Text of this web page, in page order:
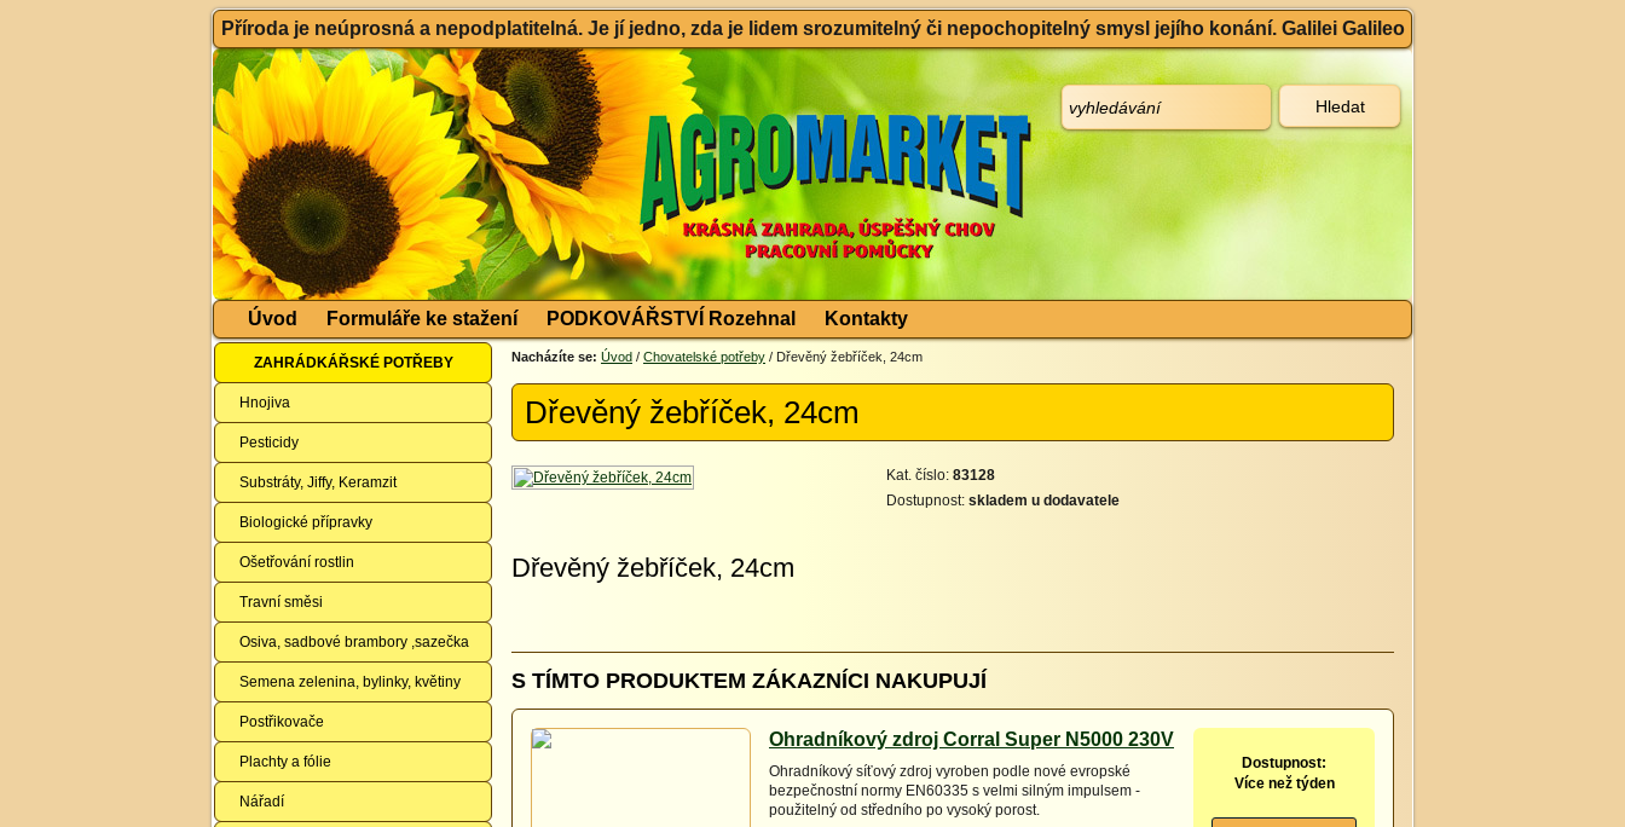
Příroda je neúprosná a nepodplatitelná. Je jí jedno, zda je lidem srozumitelný či nepochopitelný smysl jejího konání. Galilei Galileo
Úvod Formuláře ke stažení PODKOVÁŘSTVÍ Rozehnal Kontakty
ZAHRÁDKÁŘSKÉ POTŘEBY
Hnojiva
Pesticidy
Substráty, Jiffy, Keramzit
Biologické přípravky
Ošetřování rostlin
Travní směsi
Osiva, sadbové brambory ,sazečka
Semena zelenina, bylinky, květiny
Postřikovače
Plachty a fólie
Nářadí
Nacházíte se: Úvod / Chovatelské potřeby / Dřevěný žebříček, 24cm
Dřevěný žebříček, 24cm
Kat. číslo: 83128
Dostupnost: skladem u dodavatele
Dřevěný žebříček, 24cm
S TÍMTO PRODUKTEM ZÁKAZNÍCI NAKUPUJÍ
Ohradníkový zdroj Corral Super N5000 230V
Ohradníkový síťový zdroj vyroben podle nové evropské
bezpečnostní normy EN60335 s velmi silným impulsem -
použitelný od středního po vysoký porost.
Dostupnost:
Více než týden